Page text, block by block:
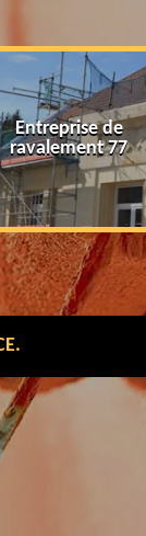
Entreprise de
ravalement 77